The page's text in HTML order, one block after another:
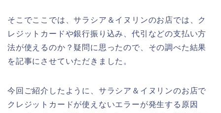
そこでここでは、サラシア＆イヌリンのお店では、ク
レジットカードや銀行振り込み、代引などの支払い方
法が使えるのか？疑問に思ったので、その調べた結果
を記事にさせていただきました。
今回ご紹介したように、サラシア＆イヌリンのお店で
クレジットカードが使えないエラーが発生する原因